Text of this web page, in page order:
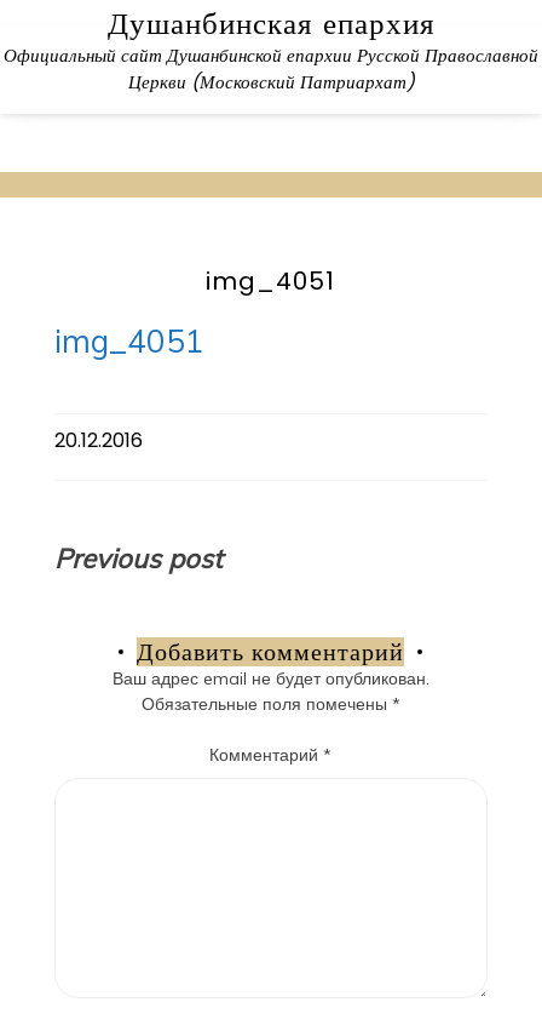
content
Душанбинская епархия
Официальный сайт Душанбинской епархии Русской Православной
Церкви (Московский Патриархат)
img_4051
img_4051
20.12.2016
Навигация
записям
Previous post
Добавить комментарий
Ваш адрес email не будет опубликован.
Обязательные поля помечены *
Комментарий*